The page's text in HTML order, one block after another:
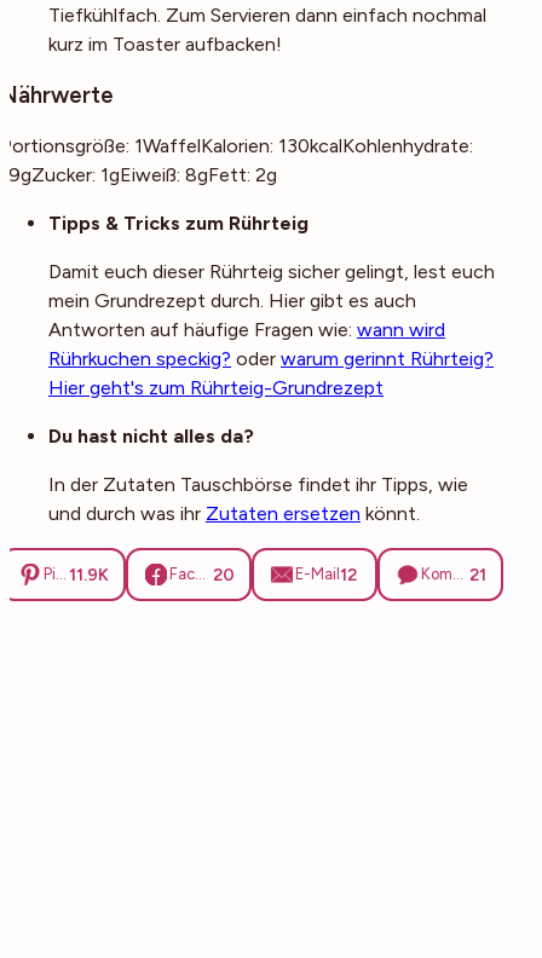
Tiefkühlfach. Zum Servieren dann einfach nochmal
kurz im Toaster aufbacken!
Nährwerte
Portionsgröße: 1WaffelKalorien: 130kcalKohlenhydrate:
19gZucker: 1gEiweiß: 8gFett: 2g
Tipps & Tricks zum Rührteig
Damit euch dieser Rührteig sicher gelingt, lest euch
mein Grundrezept durch. Hier gibt es auch
Antworten auf häufige Fragen wie: wann wird
Rührkuchen speckig? oder warum gerinnt Rührteig?
Hier geht's zum Rührteig-Grundrezept
Du hast nicht alles da?
In der Zutaten Tauschbörse findet ihr Tipps, wie
und durch was ihr Zutaten ersetzen könnt.
Pinterest 11.9K Facebook 20 E-Mail 12 Kommentare 21